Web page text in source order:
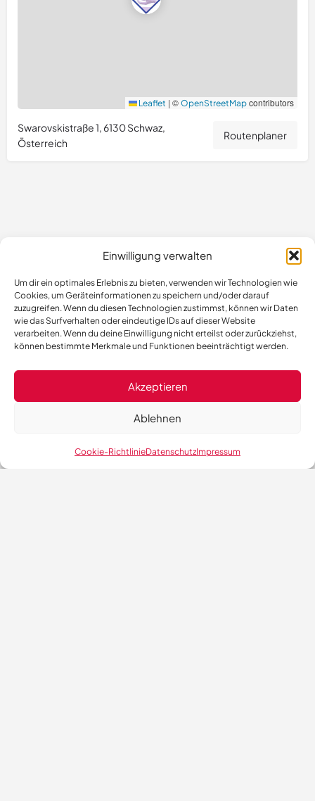
Einwilligung verwalten
Um dir ein optimales Erlebnis zu bieten, verwenden wir Technologien wie
Cookies, um Geräteinformationen zu speichern und/oder darauf
zuzugreifen. Wenn du diesen Technologien zustimmst, können wir Daten
wie das Surfverhalten oder eindeutige IDs auf dieser Website
verarbeiten. Wenn du deine Einwilligung nicht erteilst oder zurückziehst,
können bestimmte Merkmale und Funktionen beeinträchtigt werden.
Akzeptieren
Ablehnen
Cookie-RichtlinieDatenschutzImpressum
Leaflet | © OpenStreetMap contributors
Swarovskistraße 1, 6130 Schwaz,
Österreich
Routenplaner